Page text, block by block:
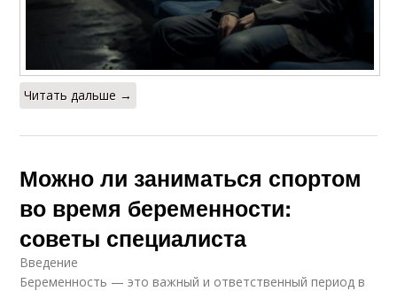
Читать дальше →
Можно ли заниматься спортом
во время беременности:
советы специалиста
Введение
Беременность — это важный и ответственный период в